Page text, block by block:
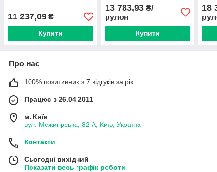
11 237,09 ₴
Купити
13 783,93₴/
рулон
Купити
18
Про нас
100% позитивних з 7 відгуків за рік
Працює з 26.04.2011
м. Київ
вул. Межигірська, 82 А, Київ, Україна
Контакти
Сьогодні вихідний
Показати весь графік роботи